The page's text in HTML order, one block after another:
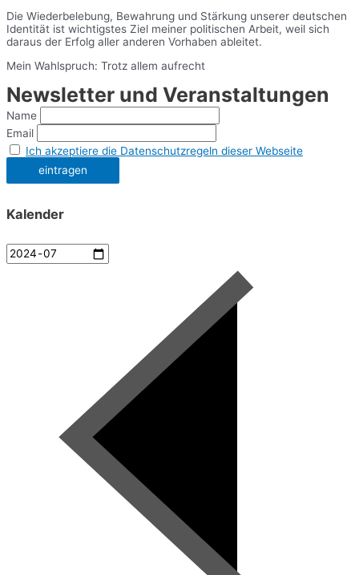
Die Wiederbelebung, Bewahrung und Stärkung unserer deutschen
Identität ist wichtigstes Ziel meiner politischen Arbeit, weil sich
daraus der Erfolg aller anderen Vorhaben ableitet.
Mein Wahlspruch: Trotz allem aufrecht
Newsletter und Veranstaltungen
Name
Email
Ich akzeptiere die Datenschutzregeln dieser Webseite
Kalender